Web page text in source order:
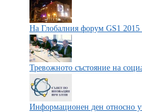
На Глобалния форум GS1 2015
Тревожното състояние на
Информационен ден относно